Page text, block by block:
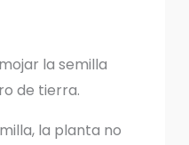
la semilla
de tierra.
la planta no